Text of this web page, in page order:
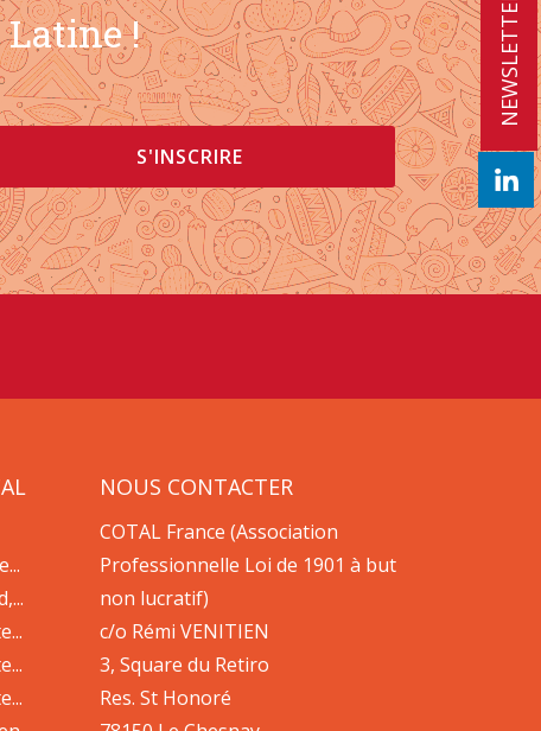
NEWSLETTERS
!
NOUS CONTACTER
COTAL France (Association
Professionnelle Loi de 1901 à but
non lucratif)
c/o Rémi VENITIEN
3, Square du Retiro
Res. St Honoré